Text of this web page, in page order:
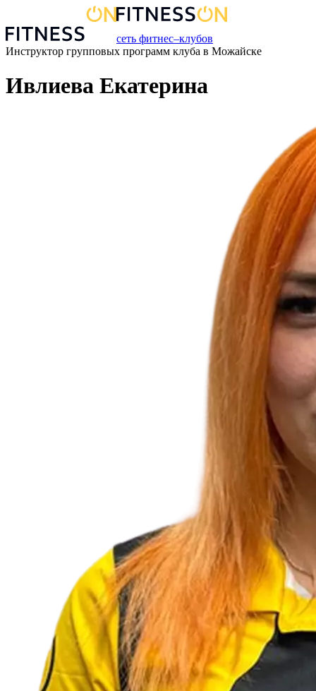
сеть фитнес–клубов
Инструктор групповых программ клуба в Можайске
Ивлиева Екатерина